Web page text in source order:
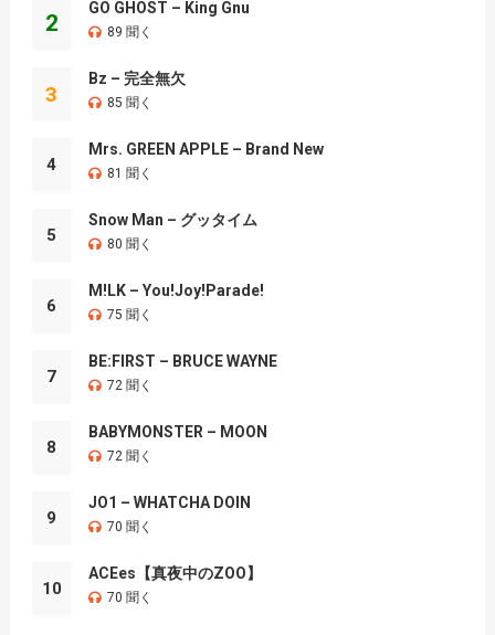
2
GO GHOST – King Gnu
89 聞く
3
Bz – 完全無欠
85 聞く
4
Mrs. GREEN APPLE – Brand New
81 聞く
5
Snow Man – グッタイム
80 聞く
6
M!LK – You!Joy!Parade!
75 聞く
7
BE:FIRST – BRUCE WAYNE
72 聞く
8
BABYMONSTER – MOON
72 聞く
9
JO1 – WHATCHA DOIN
70 聞く
10
ACEes【真夜中のZOO】
70 聞く